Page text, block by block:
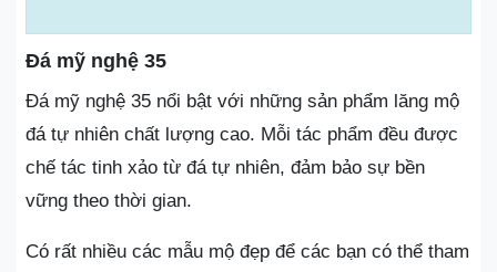
Đá mỹ nghệ 35
Đá mỹ nghệ 35 nổi bật với những sản phẩm lăng mộ
đá tự nhiên chất lượng cao. Mỗi tác phẩm đều được
chế tác tinh xảo từ đá tự nhiên, đảm bảo sự bền
vững theo thời gian.
Có rất nhiều các mẫu mộ đẹp để các bạn có thể tham